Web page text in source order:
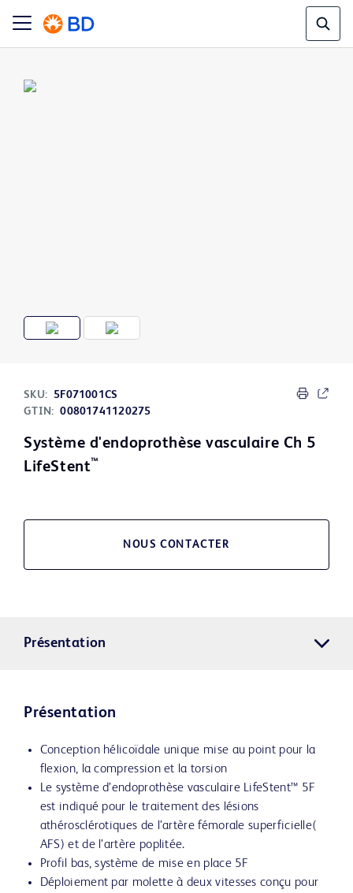
SKU:
5F071001CS
GTIN: 00801741120275
Système d'endoprothèse vasculaire Ch 5
LifeStent™
NOUS CONTACTER
Présentation
Présentation
Conception hélicoïdale unique mise au point pour la
flexion, la compression et la torsion
Le système d’endoprothèse vasculaire LifeStent™ 5F
est indiqué pour le traitement des lésions
athérosclérotiques de l’artère fémorale superficielle(
AFS) et de l’artère poplitée.
Profil bas, système de mise en place 5F
Déploiement par molette à deux vitesses conçu pour